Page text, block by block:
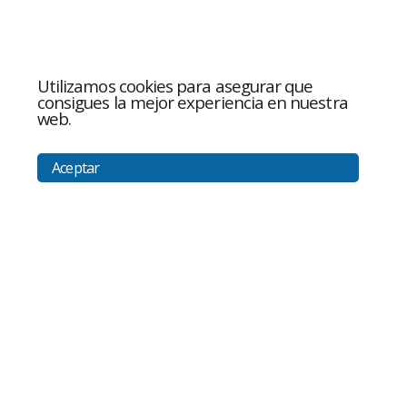
Utilizamos cookies para asegurar que
consigues la mejor experiencia en nuestra
web.
Aceptar